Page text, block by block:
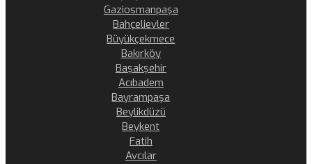
Gaziosmanpaşa
Bahçelievler
Büyükçekmece
Bakırköy
Başakşehir
Acıbadem
Bayrampaşa
Beylikdüzü
Beykent
Fatih
Avcılar